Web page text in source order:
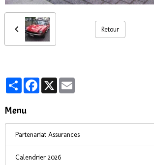
Retour
PartagerFacebook
X
Menu
Partenariat Assurances
Calendrier 2026